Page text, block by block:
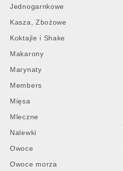
Jednogarnkowe
Kasza, Zbożowe
Koktajle i Shake
Makarony
Marynaty
Members
Mięsa
Mleczne
Nalewki
Owoce
Owoce morza